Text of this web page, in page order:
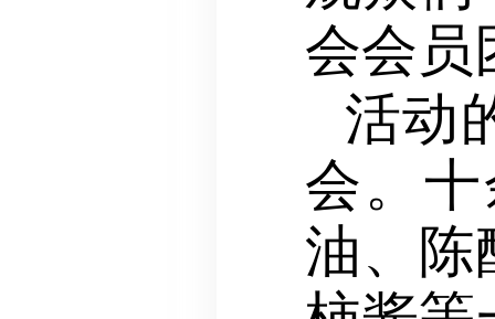
会会员
活动
会。
油、陈